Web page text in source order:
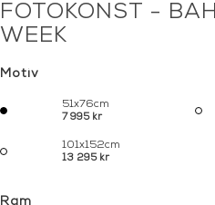
FOTOKONST -
WEEK
Motiv
51x76cm
7 995 kr
101x152cm
13 295 kr
Ram